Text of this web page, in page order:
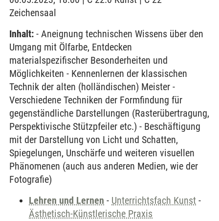
Zeichensaal
Inhalt: - Aneignung technischen Wissens über den
Umgang mit Ölfarbe, Entdecken
materialspezifischer Besonderheiten und
Möglichkeiten - Kennenlernen der klassischen
Technik der alten (holländischen) Meister -
Verschiedene Techniken der Formfindung für
gegenständliche Darstellungen (Rasterübertragung,
Perspektivische Stützpfeiler etc.) - Beschäftigung
mit der Darstellung von Licht und Schatten,
Spiegelungen, Unschärfe und weiteren visuellen
Phänomenen (auch aus anderen Medien, wie der
Fotografie)
Lehren und Lernen - Unterrichtsfach Kunst -
Ästhetisch-Künstlerische Praxis